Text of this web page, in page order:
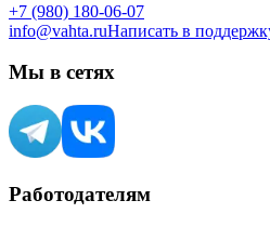
+7 (980) 180-06-07
info@vahta.ruНаписать в
Мы в сетях
Работодателям